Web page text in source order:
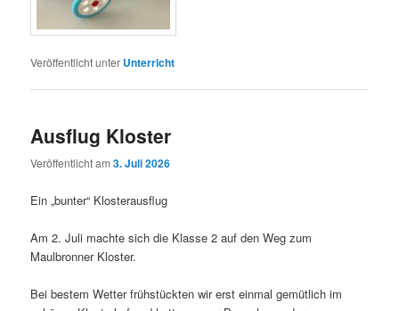
Veröffentlicht unter Unterricht
Ausflug Kloster
Veröffentlicht am3. Juli 2026
Ein „bunter“ Klosterausflug
Am 2. Juli machte sich die Klasse 2 auf den Weg zum
Maulbronner Kloster.
Bei bestem Wetter frühstückten wir erst einmal gemütlich im